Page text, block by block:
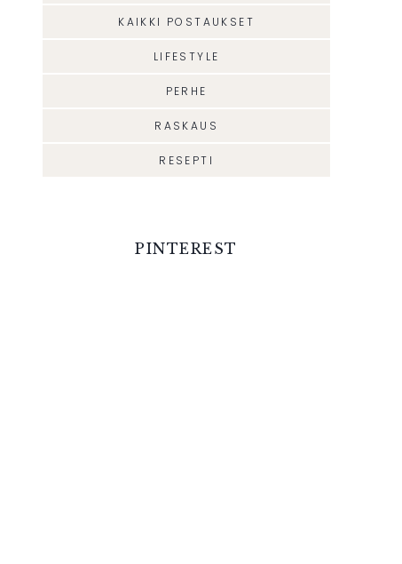
KAIKKI POSTAUKSET
LIFESTYLE
PERHE
RASKAUS
RESEPTI
PINTEREST